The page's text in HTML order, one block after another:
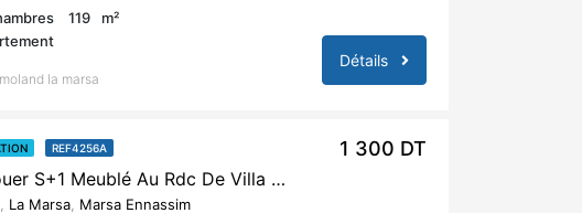
119
m²
la marsa
Détails
REF4256A
A Louer S+1 Meublé Au Rdc De Villa A Marsa Saada
La Marsa Marsa Ennassim
1 300 DT